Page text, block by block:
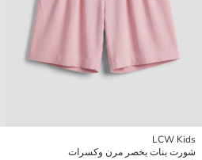
LCW Kids
شورت بنات بخصر مرن وكسرات